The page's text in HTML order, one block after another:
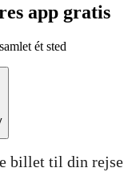
app gratis
ét sted
billet til din rejse